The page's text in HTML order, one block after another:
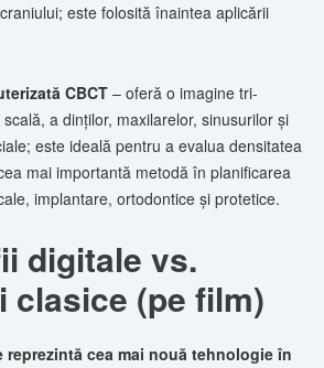
este folosită înaintea aplicării
CBCT – oferă o imagine tri-
a dinţilor, maxilarelor, sinusurilor şi
este ideală pentru a evalua densitatea
mai importantă metodă în planificarea
implantare, ortodontice şi protetice.
digitale vs.
clasice (pe film)
cea mai nouă tehnologie în